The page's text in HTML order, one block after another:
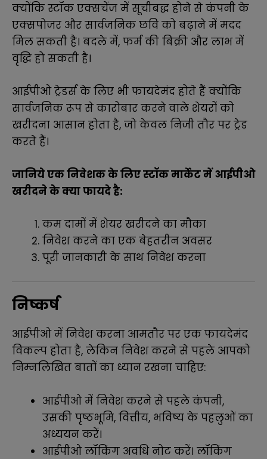
क्योंकि स्टॉक एक्सचेंज में सूचीबद्ध होने से कंपनी के
एक्सपोजर और सार्वजनिक छवि को बढ़ाने में मदद
मिल सकती है। बदले में, फर्म की बिक्री और लाभ में
वृद्धि हो सकती है।
आईपीओ ट्रेडर्स के लिए भी फायदेमंद होते हैं क्योंकि
सार्वजनिक रूप से कारोबार करने वाले शेयरों को
खरीदना आसान होता है, जो केवल निजी तौर पर ट्रेड
करते हैं।
जानिये एक निवेशक के लिए स्टॉक मार्केट में आईपीओ
खरीदने के क्या फायदे है:
कम दामों में शेयर खरीदने का मौका
निवेश करने का एक बेहतरीन अवसर
पूरी जानकारी के साथ निवेश करना
निष्कर्ष
आईपीओ में निवेश करना आमतौर पर एक फायदेमंद
विकल्प होता है, लेकिन निवेश करने से पहले आपको
निम्नलिखित बातों का ध्यान रखना चाहिए:
आईपीओ में निवेश करने से पहले कंपनी,
उसकी पृष्ठभूमि, वित्तीय, भविष्य के पहलुओं का
अध्ययन करें।
आईपीओ लॉकिंग अवधि नोट करें। लॉकिंग